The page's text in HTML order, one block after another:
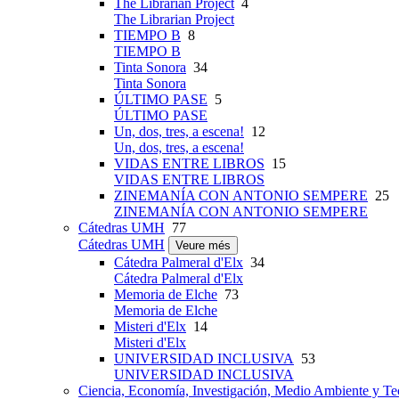
The Librarian Project 4
The Librarian Project
TIEMPO B 8
TIEMPO B
Tinta Sonora 34
Tinta Sonora
ÚLTIMO PASE 5
ÚLTIMO PASE
Un, dos, tres, a escena! 12
Un, dos, tres, a escena!
VIDAS ENTRE LIBROS 15
VIDAS ENTRE LIBROS
ZINEMANÍA CON ANTONIO SEMPERE 25
ZINEMANÍA CON ANTONIO SEMPERE
Cátedras UMH 77
Cátedras UMH
Veure més
Cátedra Palmeral d'Elx 34
Cátedra Palmeral d'Elx
Memoria de Elche 73
Memoria de Elche
Misteri d'Elx 14
Misteri d'Elx
UNIVERSIDAD INCLUSIVA
53
UNIVERSIDAD INCLUSIVA
Ciencia, Economía, Investigación, Medio Ambiente y